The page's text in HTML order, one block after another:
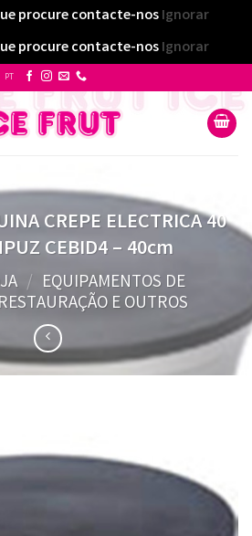
procure contacte-nosIgnorar
procure contacte-nosIgnorar
PT
CREPE ELECTRICA 40
CEBID4 – 40cm
/ EQUIPAMENTOS DE
E OUTROS